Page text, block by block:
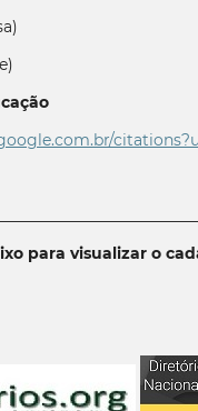
para visualizar o